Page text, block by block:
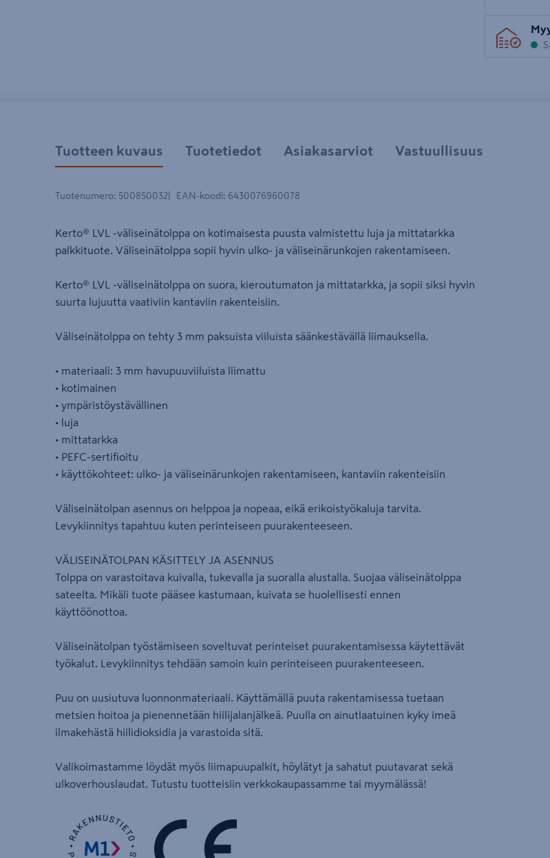
Tuotteen kuvaus Tuotetiedot Asiakasarviot Vastuullisuus
Tuotenumero: 500850032 EAN-koodi: 6430076960078
Kerto® LVL -väliseinätolppa on kotimaisesta puusta valmistettu luja ja mittatarkka
palkkituote. Väliseinätolppa sopii hyvin ulko- ja väliseinärunkojen rakentamiseen.
Kerto® LVL -väliseinätolppa on suora, kieroutumaton ja mittatarkka, ja sopii siksi hyvin
suurta lujuutta vaativiin kantaviin rakenteisiin.
Väliseinätolppa on tehty 3 mm paksuista viiluista säänkestävällä liimauksella.
• materiaali: 3 mm havupuuviiluista liimattu
• kotimainen
• ympäristöystävällinen
• luja
• mittatarkka
• PEFC-sertifioitu
• käyttökohteet: ulko- ja väliseinärunkojen rakentamiseen, kantaviin rakenteisiin
Väliseinätolpan asennus on helppoa ja nopeaa, eikä erikoistyökaluja tarvita.
Levykiinnitys tapahtuu kuten perinteiseen puurakenteeseen.
VÄLISEINÄTOLPAN KÄSITTELY JA ASENNUS
Tolppa on varastoitava kuivalla, tukevalla ja suoralla alustalla. Suojaa väliseinätolppa
sateelta. Mikäli tuote pääsee kastumaan, kuivata se huolellisesti ennen
käyttöönottoa.
Väliseinätolpan työstämiseen soveltuvat perinteiset puurakentamisessa käytettävät
työkalut. Levykiinnitys tehdään samoin kuin perinteiseen puurakenteeseen.
Puu on uusiutuva luonnonmateriaali. Käyttämällä puuta rakentamisessa tuetaan
metsien hoitoa ja pienennetään hiilijalanjälkeä. Puulla on ainutlaatuinen kyky imeä
ilmakehästä hiilidioksidia ja varastoida sitä.
Valikoimastamme löydät myös liimapuupalkit, höylätyt ja sahatut puutavarat sekä
ulkoverhouslaudat. Tutustu tuotteisiin verkkokaupassamme tai myymälässä!